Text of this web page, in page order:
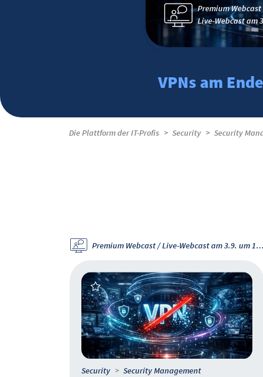
Premium Webcast
Live-Webcast am
VPNs am
Die Plattform der IT-Profis Security Security
Premium Webcast / Live-Webcast am 3.9. um 11 Uhr
Security Security Management